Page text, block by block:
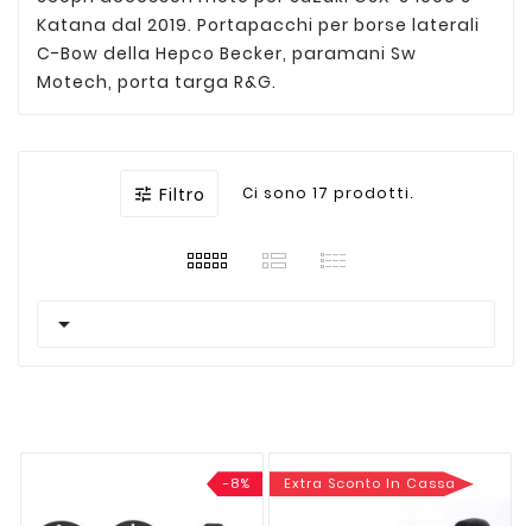
Katana dal 2019. Portapacchi per borse laterali
C-Bow della Hepco Becker, paramani Sw
Motech, porta targa R&G.
 Filtro Ci sono 17 prodotti.

-8% Extra Sconto In Cassa